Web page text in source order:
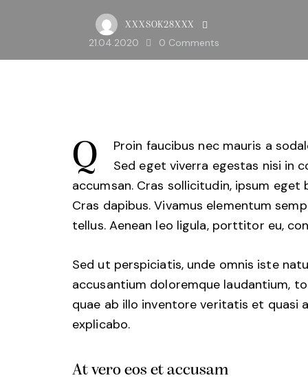
XXXSOK28XXX
21.04.2020 0 Comments
Q
Proin faucibus nec mauris a
Sed eget viverra egestas nisi in
accumsan. Cras sollicitudin, ipsum
Cras dapibus. Vivamus elementum
tellus. Aenean leo ligula, porttitor eu,
Sed ut perspiciatis, unde omnis iste
accusantium doloremque laudantium,
quae ab illo inventore veritatis et
explicabo.
At vero eos et accusam